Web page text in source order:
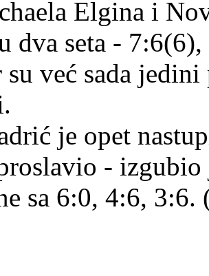
Elgina i
dva seta -
su već sada
je opet
-
sa 6:0, 4:6, 3:6.